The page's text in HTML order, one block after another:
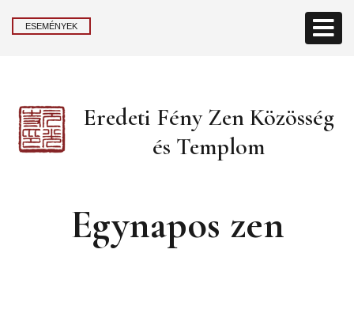
ESEMÉNYEK
Eredeti Fény Zen Közösség
és Templom
Egynapos zen